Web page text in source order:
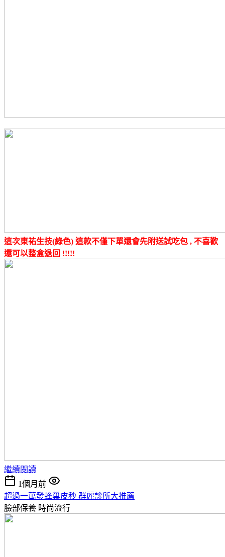
這次東祐生技(綠色) 這款不僅下單還會先附送試吃包 , 不喜歡
還可以整盒退回 !!!!!
繼續閱讀
1個月前
超過一萬發蜂巢皮秒 群麗診所大推薦
臉部保養 時尚流行